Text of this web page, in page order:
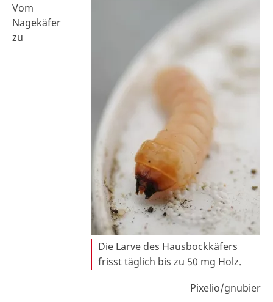
Die Larve des Hausbockkäfers
frisst täglich bis zu 50 mg Holz.
Pixelio/gnubier
Vom
Nagekäfer
zu